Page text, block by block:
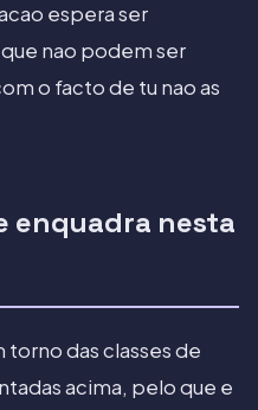
espera ser
nao podem ser
o facto de tu nao as
enquadra nesta
torno das classes de
acima, pelo que e